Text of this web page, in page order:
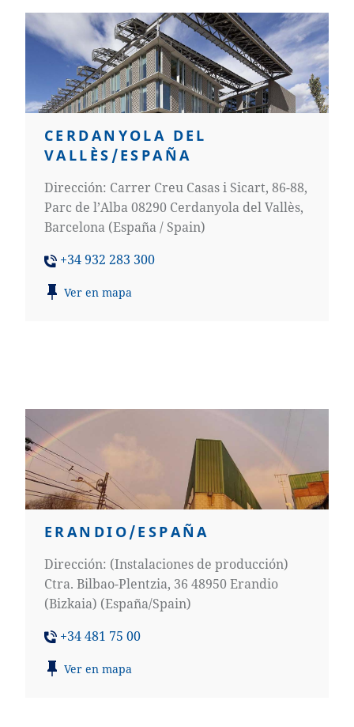
CERDANYOLA DEL
VALLÈS/ESPAÑA
Dirección: Carrer Creu Casas i Sicart, 86-88,
Parc de l’Alba 08290 Cerdanyola del Vallès,
Barcelona (España / Spain)
+34 932 283 300
Ver en mapa
ERANDIO/ESPAÑA
Dirección: (Instalaciones de producción)
Ctra. Bilbao-Plentzia, 36 48950 Erandio
(Bizkaia) (España/Spain)
+34 481 75 00
Ver en mapa